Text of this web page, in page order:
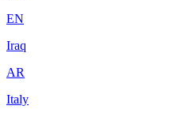
EN
Iraq
AR
Italy